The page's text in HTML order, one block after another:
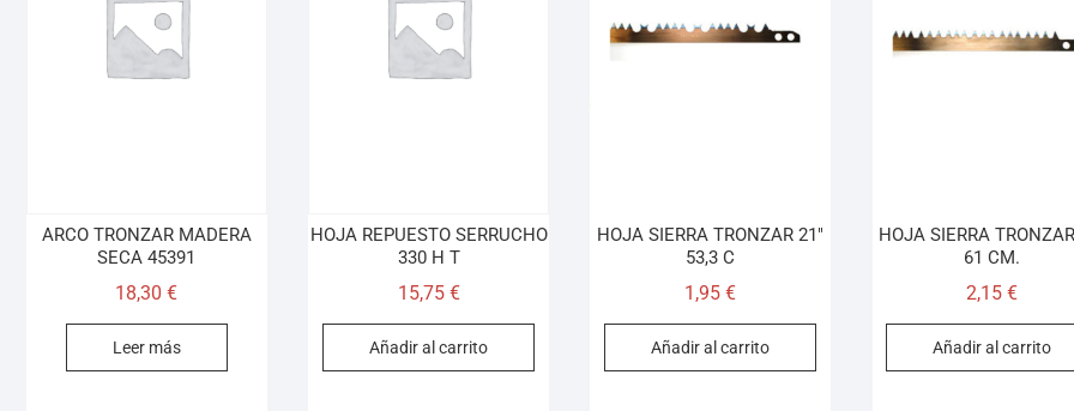
ARCO TRONZAR MADERA
SECA 45391
18,30€
Leer más
HOJA REPUESTO SERRUCHO
330 H T
15,75 €
Añadir al carrito
HOJA SIERRA TRONZAR 21″
53,3 C
1,95€
Añadir al carrito
HOJA SIERRA
61 CM.
2,15€
Añadir al carrito